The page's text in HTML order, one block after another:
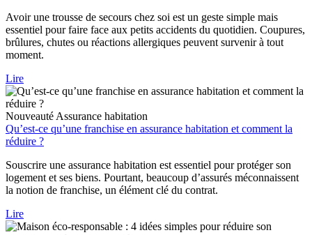
Avoir une trousse de secours chez soi est un geste simple mais
essentiel pour faire face aux petits accidents du quotidien. Coupures,
brûlures, chutes ou réactions allergiques peuvent survenir à tout
moment.
Lire
Nouveauté Assurance habitation
Qu’est-ce qu’une franchise en assurance habitation et comment la
réduire ?
Souscrire une assurance habitation est essentiel pour protéger son
logement et ses biens. Pourtant, beaucoup d’assurés méconnaissent
la notion de franchise, un élément clé du contrat.
Lire